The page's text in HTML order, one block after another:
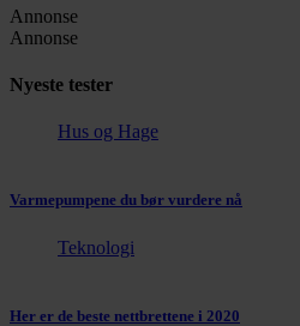
Annonse
Annonse
Nyeste tester
Hus og Hage
Varmepumpene du bør vurdere nå
Teknologi
Her er de beste nettbrettene i 2020